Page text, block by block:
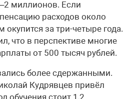
миллионов. Если
расходов около
окупится за три-четыре года.
что в перспективе многие
от 500 тысяч рублей.
более сдержанными.
Кудрявцев привёл
обучения стоит 1,2